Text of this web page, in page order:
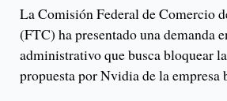
La Comisión Federal de Comercio
(FTC) ha presentado una demanda
administrativo que busca bloquear
propuesta por Nvidia de la